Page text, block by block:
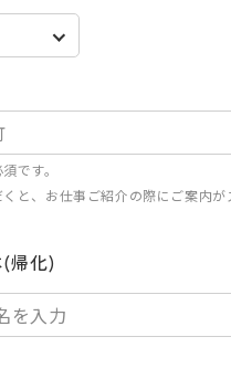
です。
と、お仕事ご紹介の際にご案内が
(帰化)